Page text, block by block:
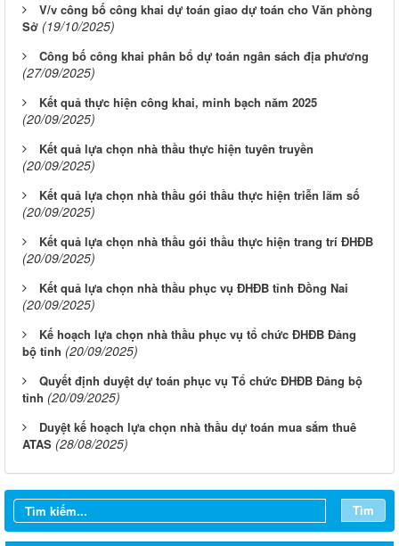
V/v công bố công khai dự toán giao dự toán cho Văn phòng
Sở (19/10/2025)
Công bố công khai phân bổ dự toán ngân sách địa phương
(27/09/2025)
Kết quả thực hiện công khai, minh bạch năm 2025
(20/09/2025)
Kết quả lựa chọn nhà thầu thực hiện tuyên truyền
(20/09/2025)
Kết quả lựa chọn nhà thầu gói thầu thực hiện triễn lãm số
(20/09/2025)
Kết quả lựa chọn nhà thầu gói thầu thực hiện trang trí ĐHĐB
(20/09/2025)
Kết quả lựa chọn nhà thầu phục vụ ĐHĐB tỉnh Đồng Nai
(20/09/2025)
Kế hoạch lựa chọn nhà thầu phục vụ tổ chức ĐHĐB Đảng
bộ tỉnh (20/09/2025)
Quyết định duyệt dự toán phục vụ Tổ chức ĐHĐB Đảng bộ
tỉnh (20/09/2025)
Duyệt kế hoạch lựa chọn nhà thầu dự toán mua sắm thuê
ATAS (28/08/2025)
Tìm